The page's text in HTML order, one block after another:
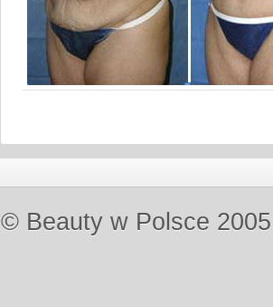
© Beauty w Polsce